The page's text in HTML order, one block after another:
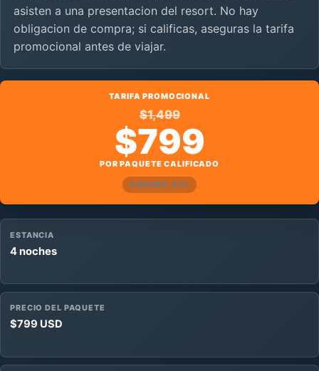
asisten a una presentacion del resort. No hay
obligacion de compra; si calificas, aseguras la tarifa
promocional antes de viajar.
TARIFA PROMOCIONAL
$1,499
$799
POR PAQUETE CALIFICADO
AHORRA 47%
ESTANCIA
4 noches
PRECIO DEL PAQUETE
$799 USD